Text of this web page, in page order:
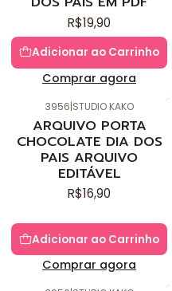
R$19,90
Adicionar ao Carrinho
Comprar agora
3956|STUDIO KAKO
ARQUIVO PORTA
CHOCOLATE DIA DOS
PAIS ARQUIVO
EDITÁVEL
R$16,90
Adicionar ao Carrinho
Comprar agora